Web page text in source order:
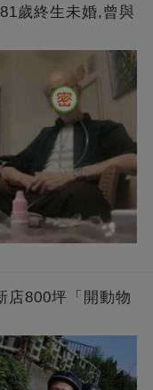
歲終生未婚,曾與
店800坪「開動物